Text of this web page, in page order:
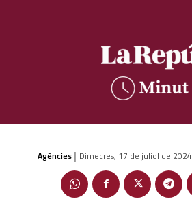
Agències | Dimecres, 17 de juliol de 2024